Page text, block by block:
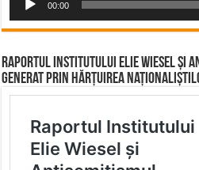
00:00
Raportul Institutului Elie Wiesel și
Generat prin Hărțuirea